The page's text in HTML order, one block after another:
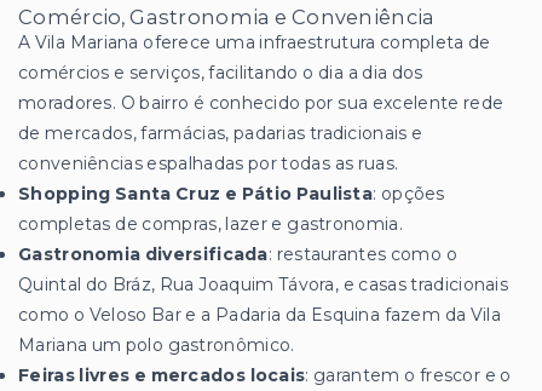
Comércio, Gastronomia e Conveniência
A Vila Mariana oferece uma infraestrutura completa de
comércios e serviços, facilitando o dia a dia dos
moradores. O bairro é conhecido por sua excelente rede
de mercados, farmácias, padarias tradicionais e
conveniências espalhadas por todas as ruas.
Shopping Santa Cruz e Pátio Paulista: opções
completas de compras, lazer e gastronomia.
Gastronomia diversificada: restaurantes como o
Quintal do Bráz, Rua Joaquim Távora, e casas tradicionais
como o Veloso Bar e a Padaria da Esquina fazem da Vila
Mariana um polo gastronômico.
Feiras livres e mercados locais: garantem o frescor e o